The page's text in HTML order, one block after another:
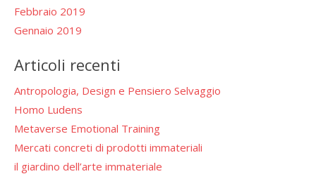
Febbraio 2019
Gennaio 2019
Articoli recenti
Antropologia, Design e Pensiero Selvaggio
Homo Ludens
Metaverse Emotional Training
Mercati concreti di prodotti immateriali
il giardino dell’arte immateriale